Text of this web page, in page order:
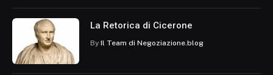
La Retorica di Cicerone
By Il Team di Negoziazione.blog